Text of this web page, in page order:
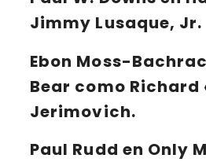
Jimmy Lusaque, Jr.
Ebon Moss-
Bear como Richard
Jerimovich.
Paul Rudd en Only